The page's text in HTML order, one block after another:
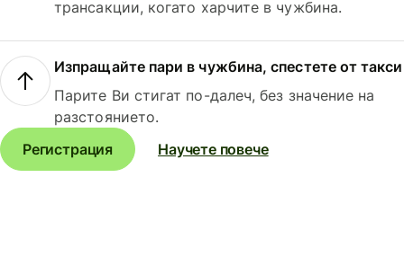
трансакции, когато харчите в чужбина.
Изпращайте пари в чужбина, спестете от такси
Парите Ви стигат по-далеч, без значение на
разстоянието.
Регистрация
Научете повече